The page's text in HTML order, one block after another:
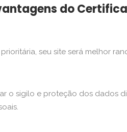
do
seu site será melhor
o sigilo e proteção dos dados